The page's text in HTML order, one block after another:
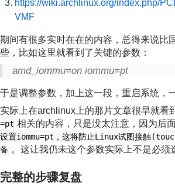
https://wiki.archlinux.org/index.php/
VMF
期间有很多实时在在的内容，总得来说比
些，比如这里就看到了关键的参数：
amd_iommu=on iommu=pt
于是调整参数，加上这一段，重启系统，
实际上在archlinux上的那片文章很早就看
=pt 相关的内容，只是没太注意，因为后
设置iommu=pt，这将防止Linux试图接触
备 。这让我仍未这个参数实际上不是必须
完整的步骤复盘